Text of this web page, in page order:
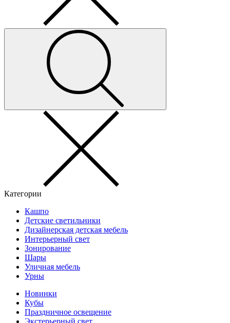
Категории
Кашпо
Детские светильники
Дизайнерская детская мебель
Интерьерный свет
Зонирование
Шары
Уличная мебель
Урны
Новинки
Кубы
Праздничное освещение
Экстерьерный свет